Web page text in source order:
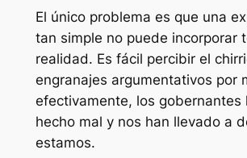
El único problema es que una
tan simple no puede incorporar
realidad. Es fácil percibir el
engranajes argumentativos por
efectivamente, los gobernantes
hecho mal y nos han llevado a
estamos.